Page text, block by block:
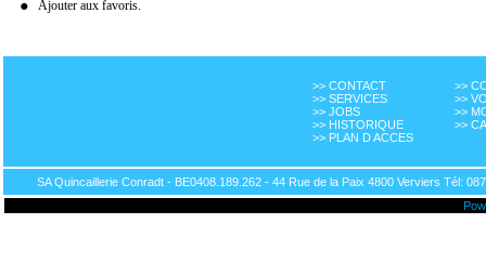
Ajouter aux favoris.
>> CONTACT
>> SERVICES
>> JOBS
>> HISTORIQUE
>> PLAN D ACCES
>>
>>
>>
>>
SA Quincaillerie Conradt - BE0408.189.262 - 44 Rue de la Paix 4800 Verviers Tél: